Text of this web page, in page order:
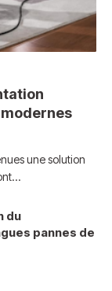
une solution
du
pannes de